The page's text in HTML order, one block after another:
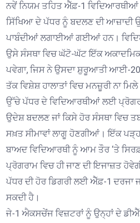
ਨਵੇਂ ਨਿਯਮ ਤਹਿਤ ਐੱਫ਼-1 ਵਿਦਿਆਰਥੀਆਂ
ਸਿੱਖਿਆ ਦੇ ਪੱਧਰ ਨੂੰ ਬਦਲਣ ਦੀ ਆਜ਼ਾਦੀ
ਪਾਬੰਦੀਆਂ ਲਗਾਈਆਂ ਗਈਆਂ ਹਨ।
ਉਸੇ ਸੰਸਥਾ ਵਿਚ ਘੱਟੋ-ਘੱਟ ਇੱਕ ਅਕਾਦਮਿਕ
ਪਵੇਗਾ, ਜਿਸ ਨੇ ਉਸਦਾ ਸ਼ੁਰੂਆਤੀ ਆਈ-20
ਤੱਕ ਵਿਸ਼ੇਸ਼ ਹਾਲਾਤਾਂ ਵਿਚ ਮਨਜ਼ੂਰੀ ਨਾ
ਉੱਚੇ ਪੱਧਰ ਦੇ ਵਿਦਿਆਰਥੀਆਂ ਲਈ
ਉਦੇਸ਼ ਬਦਲਣ ਜਾਂ ਕਿਸੇ ਹੋਰ ਸੰਸਥਾ ਵਿਚ
ਸਖ਼ਤ ਸੀਮਾਵਾਂ ਲਾਗੂ ਹੋਣਗੀਆਂ। ਇੱਕ
ਬਾਅਦ ਵਿਦਿਆਰਥੀ ਨੂੰ ਆਮ ਤੌਰ ‘ਤੇ
ਪ੍ਰੋਗਰਾਮ ਵਿਚ ਹੀ ਜਾਣ ਦੀ ਇਜਾਜ਼ਤ
ਪੱਧਰ ਦੀ ਹੋਰ ਡਿਗਰੀ ਲਈ ਐੱਫ਼-1 ਦਰਜਾ
ਸਕਦੀ ਹੈ।
ਜੇ-1 ਐਕਸਚੇਂਜ ਵਿਜ਼ਟਰਾਂ ਨੂੰ ਉਨ੍ਹਾਂ ਦੇ